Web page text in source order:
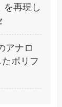
再現し
アナロ
ポリフ